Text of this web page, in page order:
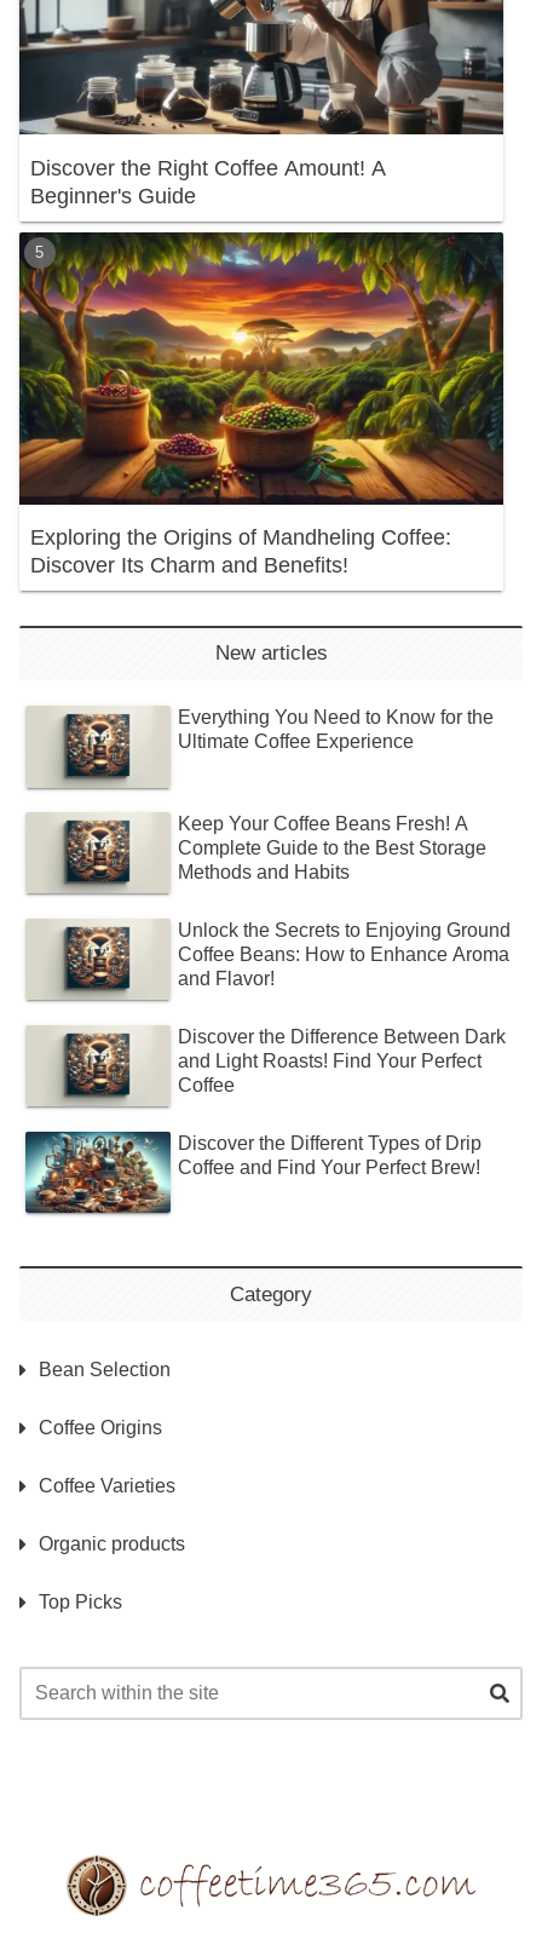
Discover the Right Coffee Amount! A
Beginner's Guide
Exploring the Origins of Mandheling Coffee:
Discover Its Charm and Benefits!
New articles
Everything You Need to Know for the
Ultimate Coffee Experience
Keep Your Coffee Beans Fresh! A
Complete Guide to the Best Storage
Methods and Habits
Unlock the Secrets to Enjoying Ground
Coffee Beans: How to Enhance Aroma
and Flavor!
Discover the Difference Between Dark
and Light Roasts! Find Your Perfect
Coffee
Discover the Different Types of Drip
Coffee and Find Your Perfect Brew!
Category
Bean Selection
Coffee Origins
Coffee Varieties
Organic products
Top Picks